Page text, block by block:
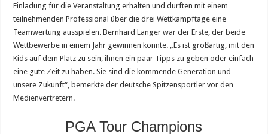
Einladung für die Veranstaltung erhalten und durften mit einem
teilnehmenden Professional über die drei Wettkampftage eine
Teamwertung ausspielen. Bernhard Langer war der Erste, der beide
Wettbewerbe in einem Jahr gewinnen konnte. „Es ist großartig, mit den
Kids auf dem Platz zu sein, ihnen ein paar Tipps zu geben oder einfach
eine gute Zeit zu haben. Sie sind die kommende Generation und
unsere Zukunft“, bemerkte der deutsche Spitzensportler vor den
Medienvertretern.
PGA Tour Champions